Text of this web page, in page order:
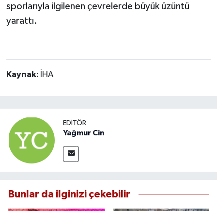
sporlarıyla ilgilenen çevrelerde büyük üzüntü
yarattı.
Kaynak: İHA
EDITÖR
Yağmur Cin
Bunlar da ilginizi çekebilir